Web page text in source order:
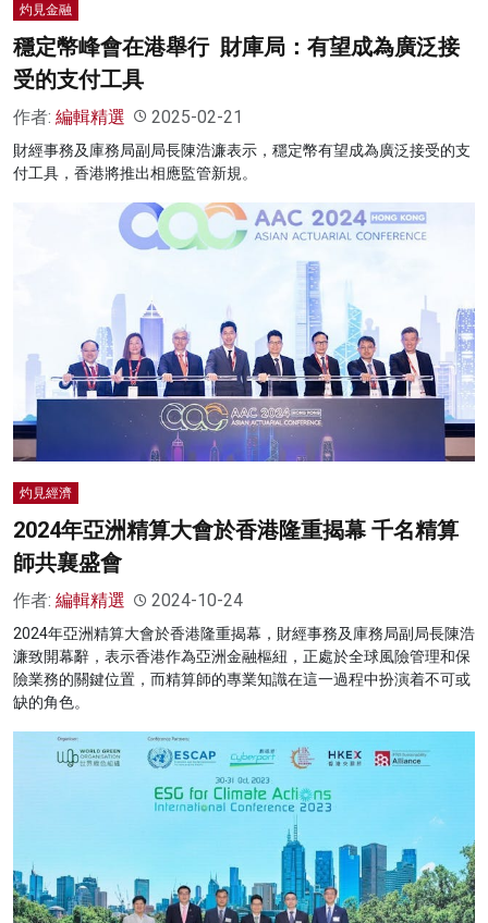
灼見金融
穩定幣峰會在港舉行 財庫局：有望成為廣泛接
受的支付工具
作者: 編輯精選 2025-02-21
財經事務及庫務局副局長陳浩濂表示，穩定幣有望成為廣泛接受的支
付工具，香港將推出相應監管新規。
灼見經濟
2024年亞洲精算大會於香港隆重揭幕 千名精算
師共襄盛會
作者: 編輯精選 2024-10-24
2024年亞洲精算大會於香港隆重揭幕，財經事務及庫務局副局長陳浩
濂致開幕辭，表示香港作為亞洲金融樞紐，正處於全球風險管理和保
險業務的關鍵位置，而精算師的專業知識在這一過程中扮演着不可或
缺的角色。